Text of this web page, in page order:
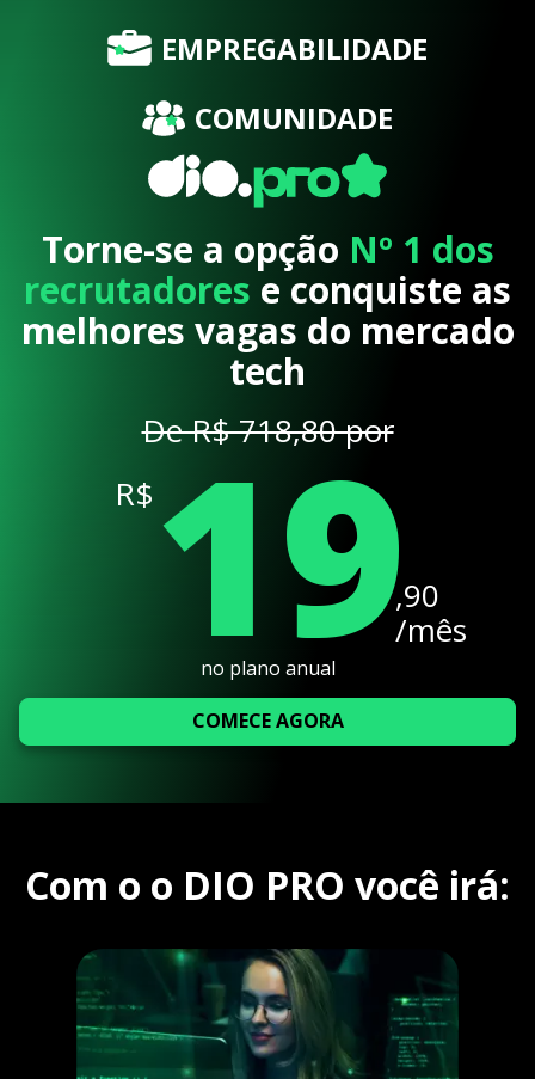
EMPREGABILIDADE
COMUNIDADE
Torne-se a opção Nº 1 dos
recrutadores e conquiste as
melhores vagas do mercado
tech
De R$ 718,80 por
R$ 19,90
/mês
no plano anual
COMECE AGORA
Com o o DIO PRO você irá: